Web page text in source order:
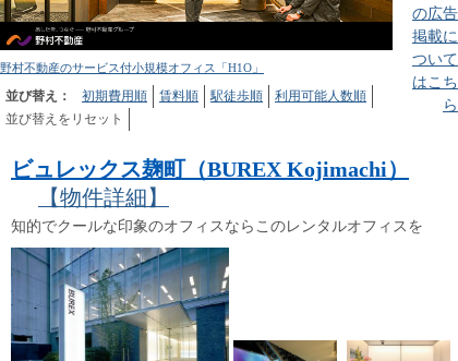
野村不動産のサービス付小規模オフィス「H1O」
並び替え： 初期費用順 賃料順 駅徒歩順
利用可能人数順
並び替えをリセット
の広告
掲載に
ついて
はこち
ら
ビュレックス麹町（BUREX Kojimachi）
【物件詳細】
知的でクールな印象のオフィスならこのレンタルオフィスを